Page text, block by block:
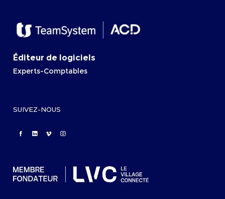
Éditeur de logiciels
Experts-Comptables
SUIVEZ-NOUS